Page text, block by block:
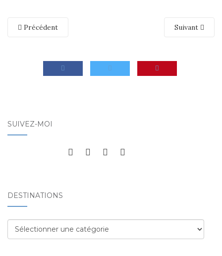
Précédent Suivant
SUIVEZ-MOI
DESTINATIONS
Destinations